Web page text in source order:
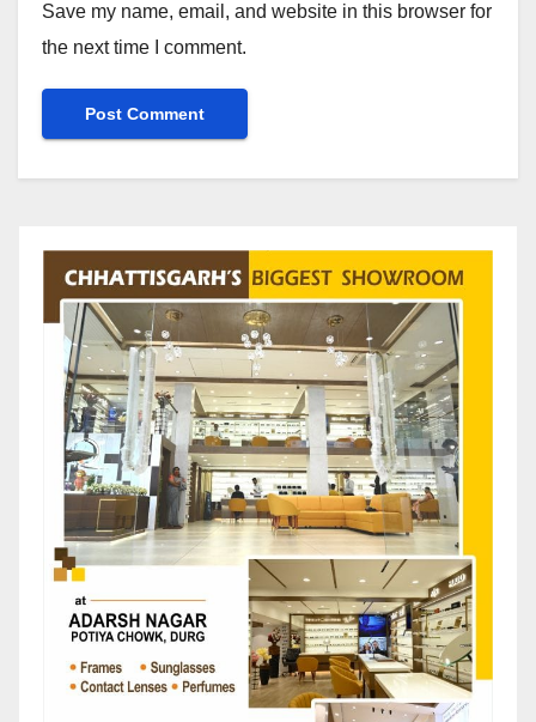
Save my name, email, and website in this browser for
the next time I comment.